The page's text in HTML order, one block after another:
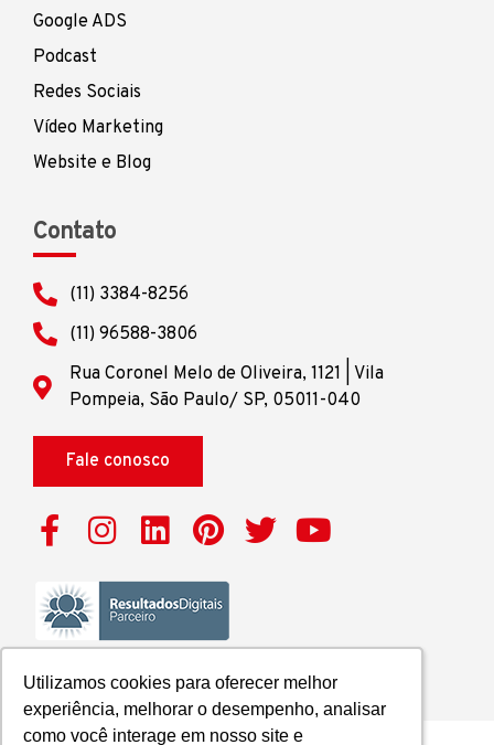
Utilizamos cookies para oferecer melhor
experiência, melhorar o desempenho, analisar
como você interage em nosso site e
Utilizamos cookies para oferecer melhor
experiência, melhorar o desempenho, analisar
como você interage em nosso site e
Google ADS
Podcast
Redes Sociais
Vídeo Marketing
Website e Blog
Contato
(11) 3384-8256
(11) 96588-3806
Rua Coronel Melo de Oliveira, 1121 | Vila
Pompeia, São Paulo/ SP, 05011-040
Fale conosco